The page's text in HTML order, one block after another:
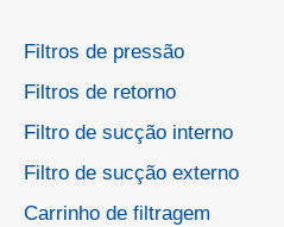
Filtros de pressão
Filtros de retorno
Filtro de sucção interno
Filtro de sucção externo
Carrinho de filtragem